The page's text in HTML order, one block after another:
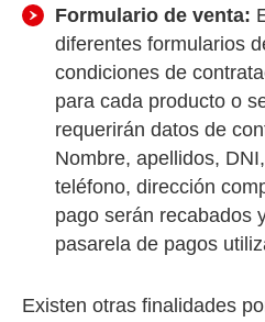
Formulario de venta:
diferentes formularios
condiciones de
para cada producto o
requerirán datos de
Nombre, apellidos,
teléfono, dirección
pago serán recabados
pasarela de pagos
Existen otras finalidades